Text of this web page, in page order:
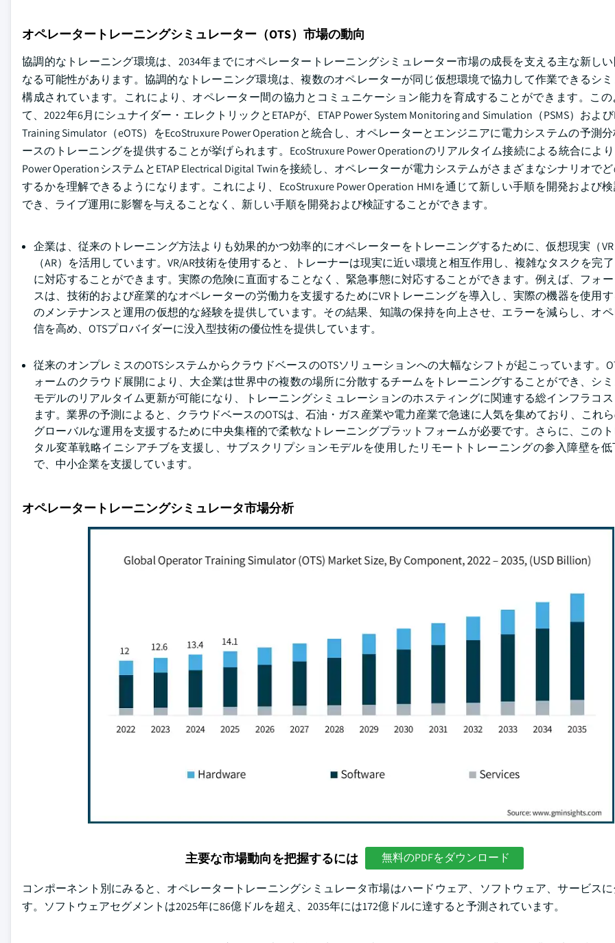
オペレータートレーニングシミュレーター（OTS）市場の動向
協調的なトレーニング環境は、2034年までにオペレータートレーニングシミュレーター市場の成長を支える主な新し
なる可能性があります。協調的なトレーニング環境は、複数のオペレーターが同じ仮想環境で協力して作業できるシ
構成されています。これにより、オペレーター間の協力とコミュニケーション能力を育成することができます。この
て、2022年6月にシュナイダー・エレクトリックとETAPが、ETAP Power System Monitoring and Simulation（PSMS）および
Training Simulator（eOTS）をEcoStruxure Power Operationと統合し、オペレーターとエンジニアに電力システムの予測
ースのトレーニングを提供することが挙げられます。EcoStruxure Power Operationのリアルタイム接続による統合により
Power OperationシステムとETAP Electrical Digital Twinを接続し、オペレーターが電力システムがさまざまなシナリオで
するかを理解できるようになります。これにより、EcoStruxure Power Operation HMIを通じて新しい手順を開発および
でき、ライブ運用に影響を与えることなく、新しい手順を開発および検証することができます。
企業は、従来のトレーニング方法よりも効果的かつ効率的にオペレーターをトレーニングするために、仮想現実（
（AR）を活用しています。VR/AR技術を使用すると、トレーナーは現実に近い環境と相互作用し、複雑なタスクを完
に対応することができます。実際の危険に直面することなく、緊急事態に対応することができます。例えば、フォ
スは、技術的および産業的なオペレーターの労働力を支援するためにVRトレーニングを導入し、実際の機器を使用
のメンテナンスと運用の仮想的な経験を提供しています。その結果、知識の保持を向上させ、エラーを減らし、オ
信を高め、OTSプロバイダーに没入型技術の優位性を提供しています。
従来のオンプレミスのOTSシステムからクラウドベースのOTSソリューションへの大幅なシフトが起こっています。
ォームのクラウド展開により、大企業は世界中の複数の場所に分散するチームをトレーニングすることができ、シ
モデルのリアルタイム更新が可能になり、トレーニングシミュレーションのホスティングに関連する総インフラコ
ます。業界の予測によると、クラウドベースのOTSは、石油・ガス産業や電力産業で急速に人気を集めており、これら
グローバルな運用を支援するために中央集権的で柔軟なトレーニングプラットフォームが必要です。さらに、この
タル変革戦略イニシアチブを支援し、サブスクリプションモデルを使用したリモートトレーニングの参入障壁を低
で、中小企業を支援しています。
オペレータートレーニングシミュレータ市場分析
主要な市場動向を把握するには 無料のPDFをダウンロード
コンポーネント別にみると、オペレータートレーニングシミュレータ市場はハードウェア、ソフトウェア、サービスに
す。ソフトウェアセグメントは2025年に86億ドルを超え、2035年には172億ドルに達すると予測されています。